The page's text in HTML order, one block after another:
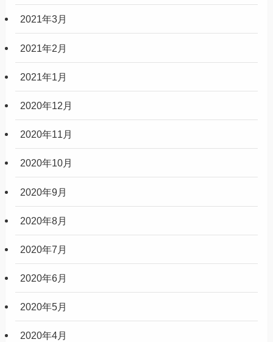
2021年3月
2021年2月
2021年1月
2020年12月
2020年11月
2020年10月
2020年9月
2020年8月
2020年7月
2020年6月
2020年5月
2020年4月